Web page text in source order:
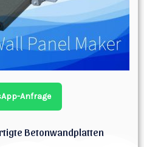
Anfrage
Betonwandplatten